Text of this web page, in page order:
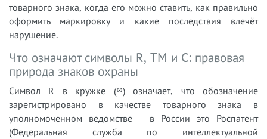
товарного знака, когда его можно ставить, как правильно
оформить маркировку и какие последствия влечёт
нарушение.
Что означают символы R, TM и C: правовая
природа знаков охраны
Символ R в кружке (®) означает, что обозначение
зарегистрировано в качестве товарного знака в
уполномоченном ведомстве - в России это Роспатент
(Федеральная служба по интеллектуальной